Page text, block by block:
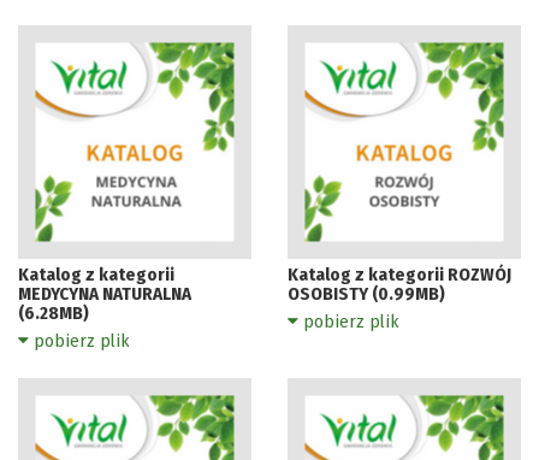
Katalog z kategorii
MEDYCYNA NATURALNA
(6.28MB)
pobierz plik
Katalog z kategorii ROZWÓJ
OSOBISTY (0.99MB)
pobierz plik